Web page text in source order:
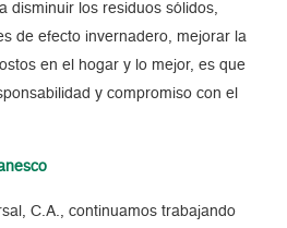
disminuir los residuos sólidos,
de efecto invernadero, mejorar la
en el hogar y lo mejor, es que
y compromiso con el
C.A., continuamos trabajando